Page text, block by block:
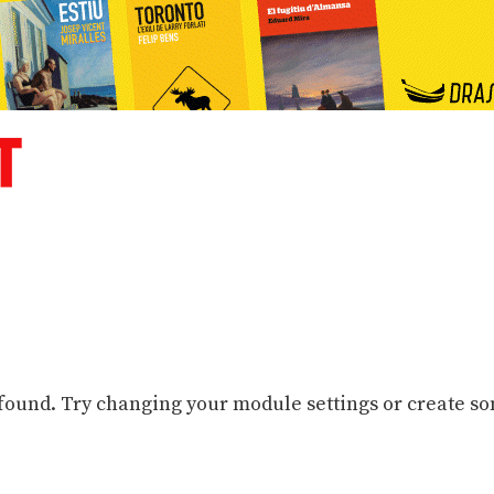
Try changing your module settings or create